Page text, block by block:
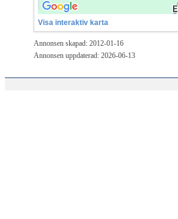
Visa interaktiv karta
Annonsen skapad: 2012-01-16
Annonsen uppdaterad: 2026-06-13